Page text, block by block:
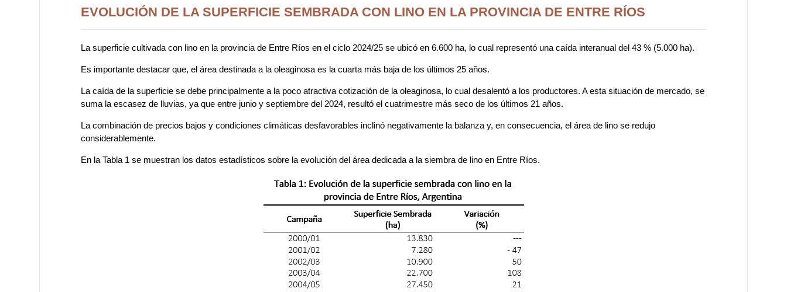
EVOLUCIÓN DE LA SUPERFICIE SEMBRADA CON LINO EN LA PROVINCIA DE ENTRE RÍOS
La superficie cultivada con lino en la provincia de Entre Ríos en el ciclo 2024/25 se ubicó en 6.600 ha, lo cual representó una caída interanual del 43 % (5.000 ha).
Es importante destacar que, el área destinada a la oleaginosa es la cuarta más baja de los últimos 25 años.
La caída de la superficie se debe principalmente a la poco atractiva cotización de la oleaginosa, lo cual desalentó a los productores. A esta situación de mercado, se
suma la escasez de lluvias, ya que entre junio y septiembre del 2024, resultó el cuatrimestre más seco de los últimos 21 años.
La combinación de precios bajos y condiciones climáticas desfavorables inclinó negativamente la balanza y, en consecuencia, el área de lino se redujo
considerablemente.
En la Tabla 1 se muestran los datos estadísticos sobre la evolución del área dedicada a la siembra de lino en Entre Ríos.